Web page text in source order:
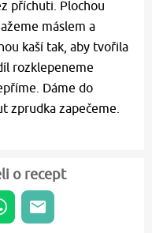
příchuti. Plochou
máslem a
kaší tak, aby tvořila
rozklepeneme
Dáme do
zprudka zapečeme.
o recept